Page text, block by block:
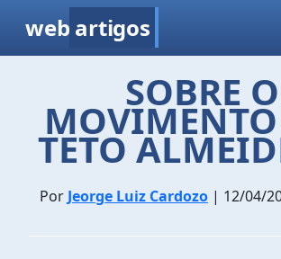
web artigos
SOBRE O
MOVIMENTO
TETO
Por Jeorge Luiz Cardozo | 12/04/